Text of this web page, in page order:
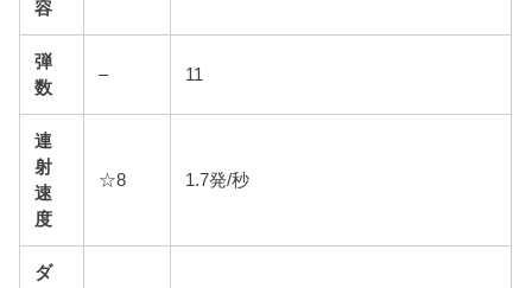
容
弾
数
– 11
連
射
速
度
☆8 1.7発/秒
ダ